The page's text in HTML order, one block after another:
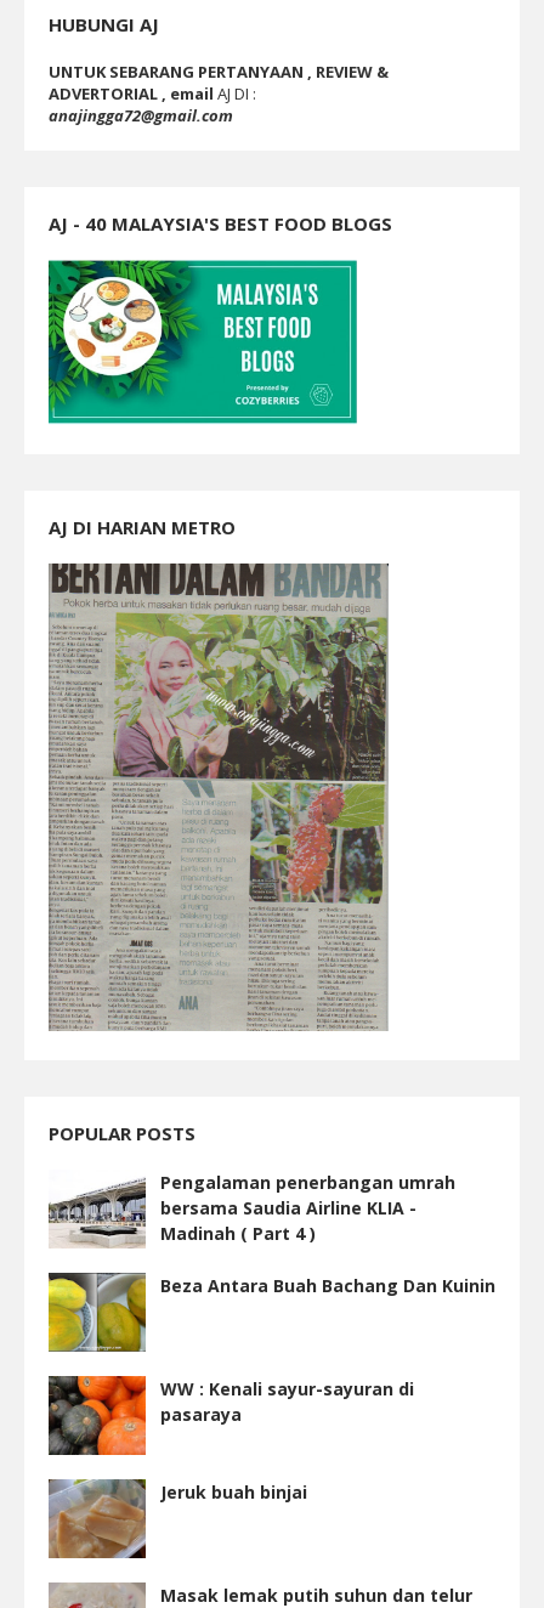
HUBUNGI AJ
UNTUK SEBARANG PERTANYAAN , REVIEW &
ADVERTORIAL , email AJ DI :
anajingga72@gmail.com
AJ - 40 MALAYSIA'S BEST FOOD BLOGS
AJ DI HARIAN METRO
POPULAR POSTS
Pengalaman penerbangan umrah
bersama Saudia Airline KLIA -
Madinah ( Part 4 )
Beza Antara Buah Bachang Dan Kuinin
WW : Kenali sayur-sayuran di
pasaraya
Jeruk buah binjai
Masak lemak putih suhun dan telur